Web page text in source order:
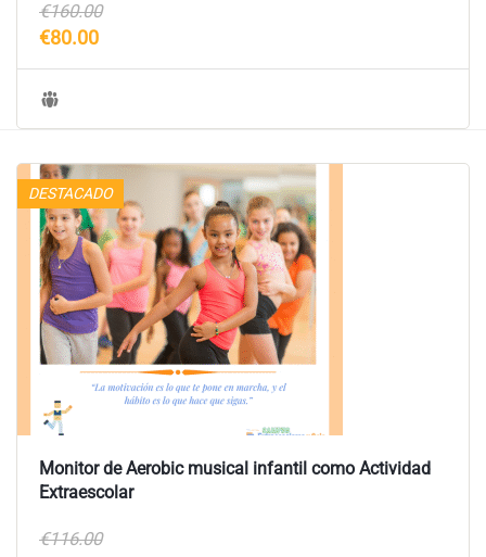
€160.00
€80.00
DESTACADO
Monitor de Aerobic musical infantil como Actividad
Extraescolar
€116.00